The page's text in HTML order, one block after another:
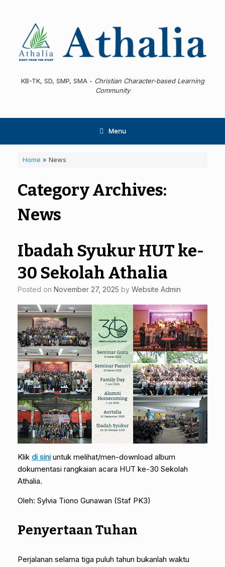
KB-TK, SD, SMP, SMA - Christian Character-based Learning
Community
Menu
Home » News
Category Archives:
News
Ibadah Syukur HUT ke-
30 Sekolah Athalia
Posted on November 27, 2025 by Website Admin
Klik di sini untuk melihat/men-download album
dokumentasi rangkaian acara HUT ke-30 Sekolah
Athalia.
Oleh: Sylvia Tiono Gunawan (Staf PK3)
Penyertaan Tuhan
Perjalanan selama tiga puluh tahun bukanlah waktu